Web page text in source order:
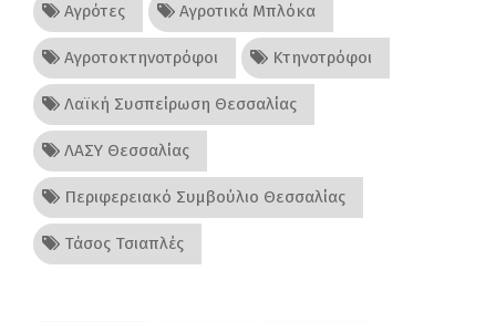
Αγρότες Αγροτικά Μπλόκα
Αγροτοκτηνοτρόφοι Κτηνοτρόφοι
Λαϊκή Συσπείρωση Θεσσαλίας
ΛΑΣΥ Θεσσαλίας
Περιφερειακό Συμβούλιο Θεσσαλίας
Τάσος Τσιαπλές